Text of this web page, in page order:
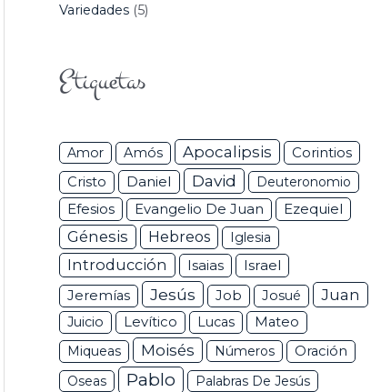
Variedades(5)
Etiquetas
Amor Amós Apocalipsis Corintios
Cristo Daniel David Deuteronomio
Efesios Evangelio De Juan Ezequiel
Génesis Hebreos Iglesia
Introducción Isaias Israel
Jeremías Jesús Job Josué Juan
Juicio Levítico Lucas
Mateo
Miqueas
Moisés Números
Oración
Oseas
Pablo Palabras De Jesús